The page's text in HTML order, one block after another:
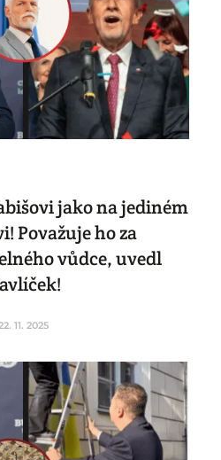
jako na jediném
Považuje ho za
vůdce, uvedl
11. 2025